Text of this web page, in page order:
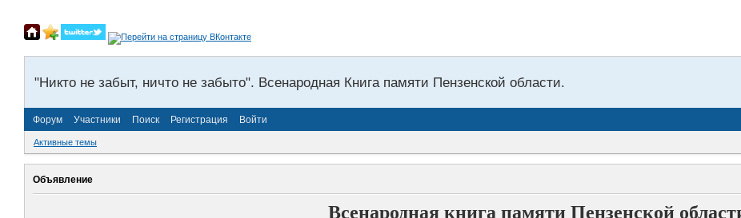
"Никто не забыт, ничто не забыто". Всенародная Книга памяти Пензенской области.
Форум Участники Поиск Регистрация Войти
Активные темы
Объявление
Всенародная книга памяти Пензенской